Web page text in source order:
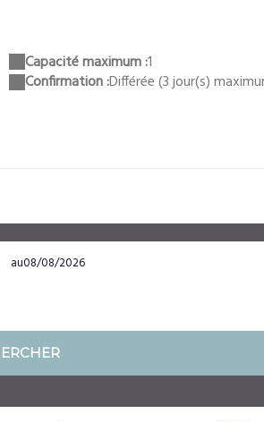
Capacité maximum :1
Confirmation :Différée (3 jour(s)
au